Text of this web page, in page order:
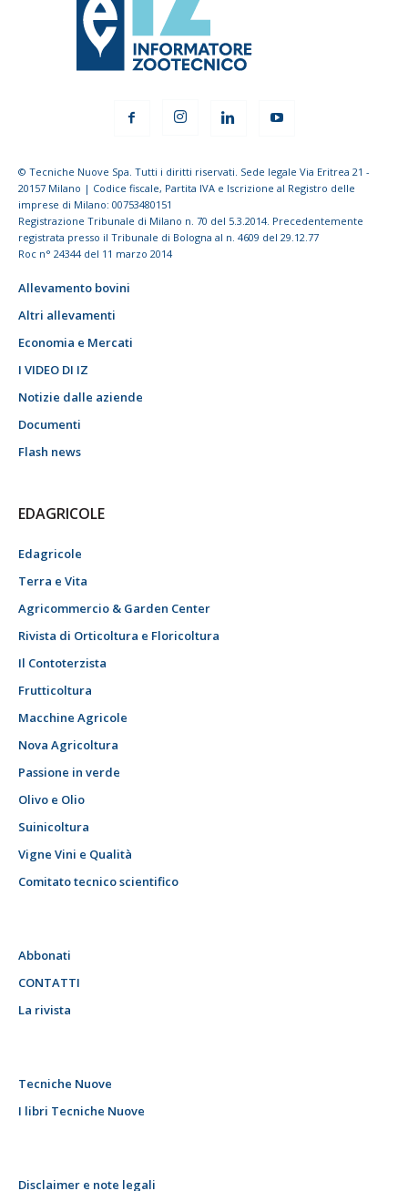
© Tecniche Nuove Spa. Tutti i diritti riservati. Sede legale Via Eritrea 21 -
20157 Milano | Codice fiscale, Partita IVA e Iscrizione al Registro delle
imprese di Milano: 00753480151
Registrazione Tribunale di Milano n. 70 del 5.3.2014. Precedentemente
registrata presso il Tribunale di Bologna al n. 4609 del 29.12.77
Roc n° 24344 del 11 marzo 2014
Allevamento bovini
Altri allevamenti
Economia e Mercati
I VIDEO DI IZ
Notizie dalle aziende
Documenti
Flash news
EDAGRICOLE
Edagricole
Terra e Vita
Agricommercio & Garden Center
Rivista di Orticoltura e Floricoltura
Il Contoterzista
Frutticoltura
Macchine Agricole
Nova Agricoltura
Passione in verde
Olivo e Olio
Suinicoltura
Vigne Vini e Qualità
Comitato tecnico scientifico
Abbonati
CONTATTI
La rivista
Tecniche Nuove
I libri Tecniche Nuove
Disclaimer e note legali